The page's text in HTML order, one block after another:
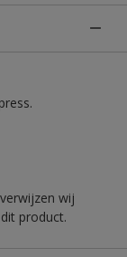
wij
product.